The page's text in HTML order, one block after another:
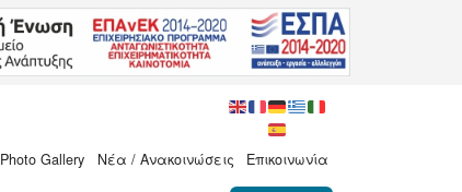
Photo Gallery Νέα / Ανακοινώσεις Επικοινωνία